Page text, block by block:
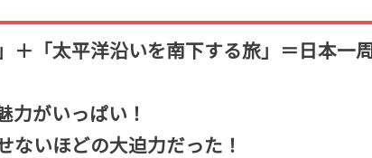
＋「太平洋沿いを南下する旅」＝日本一周
力がいっぱい！
ないほどの大迫力だった！